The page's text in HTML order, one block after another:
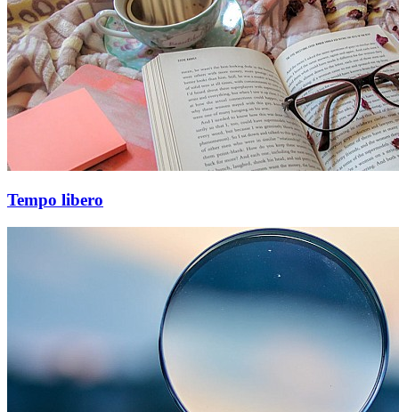
Tempo libero